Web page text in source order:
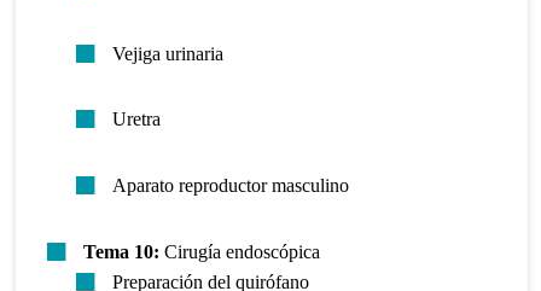
Vejiga urinaria
Uretra
Aparato reproductor masculino
Tema 10: Cirugía endoscópica
Preparación del quirófano